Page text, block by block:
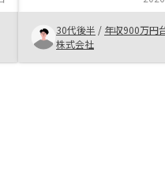
めての方でも不安なく始
自分のペースで検討でき
心できて良かった。
30代後半 / 年収900万円
株式会社